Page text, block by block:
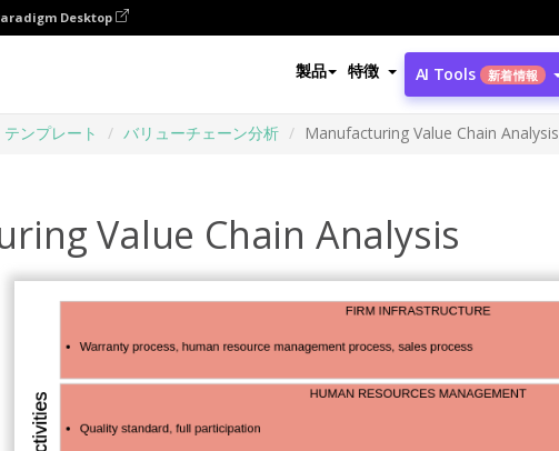
Desktop
製品 特徴 AI Tools 新着情報
テンプレート バリューチェーン分析 Manufacturing Value Chain Analysis
Value Chain Analysis